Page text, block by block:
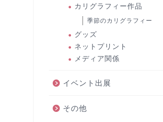
カリグラフィー作品
季節のカリグラフィー
グッズ
ネットプリント
メディア関係
イベント出展
その他